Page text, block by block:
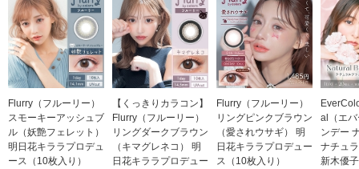
Flurry（フルーリー）
スモーキーアッシュブ
ル（妖艶フェレット）
明日花キララプロデュ
ース（10枚入り）
【くっきりカラコン】
Flurry（フルーリー）
リングダークブラウン
（キマグレネコ） 明
日花キララプロデュー
Flurry（フルーリー）
リングピンクブラウン
（愛されウサギ） 明
日花キララプロデュー
ス（10枚入り）
al（エ
ンデー
ナチュ
新木優